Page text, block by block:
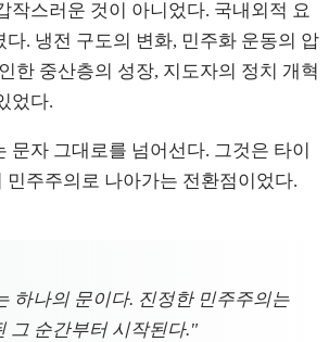
작스러운 것이 아니었다. 국내외적 요
다. 냉전 구도의 변화, 민주화 운동의 압
한 중산층의 성장, 지도자의 정치 개혁
었다.
문자 그대로를 넘어선다. 그것은 타이
민주주의로 나아가는 전환점이었다.
하나의 문이다. 진정한 민주주의는
그 순간부터 시작된다."